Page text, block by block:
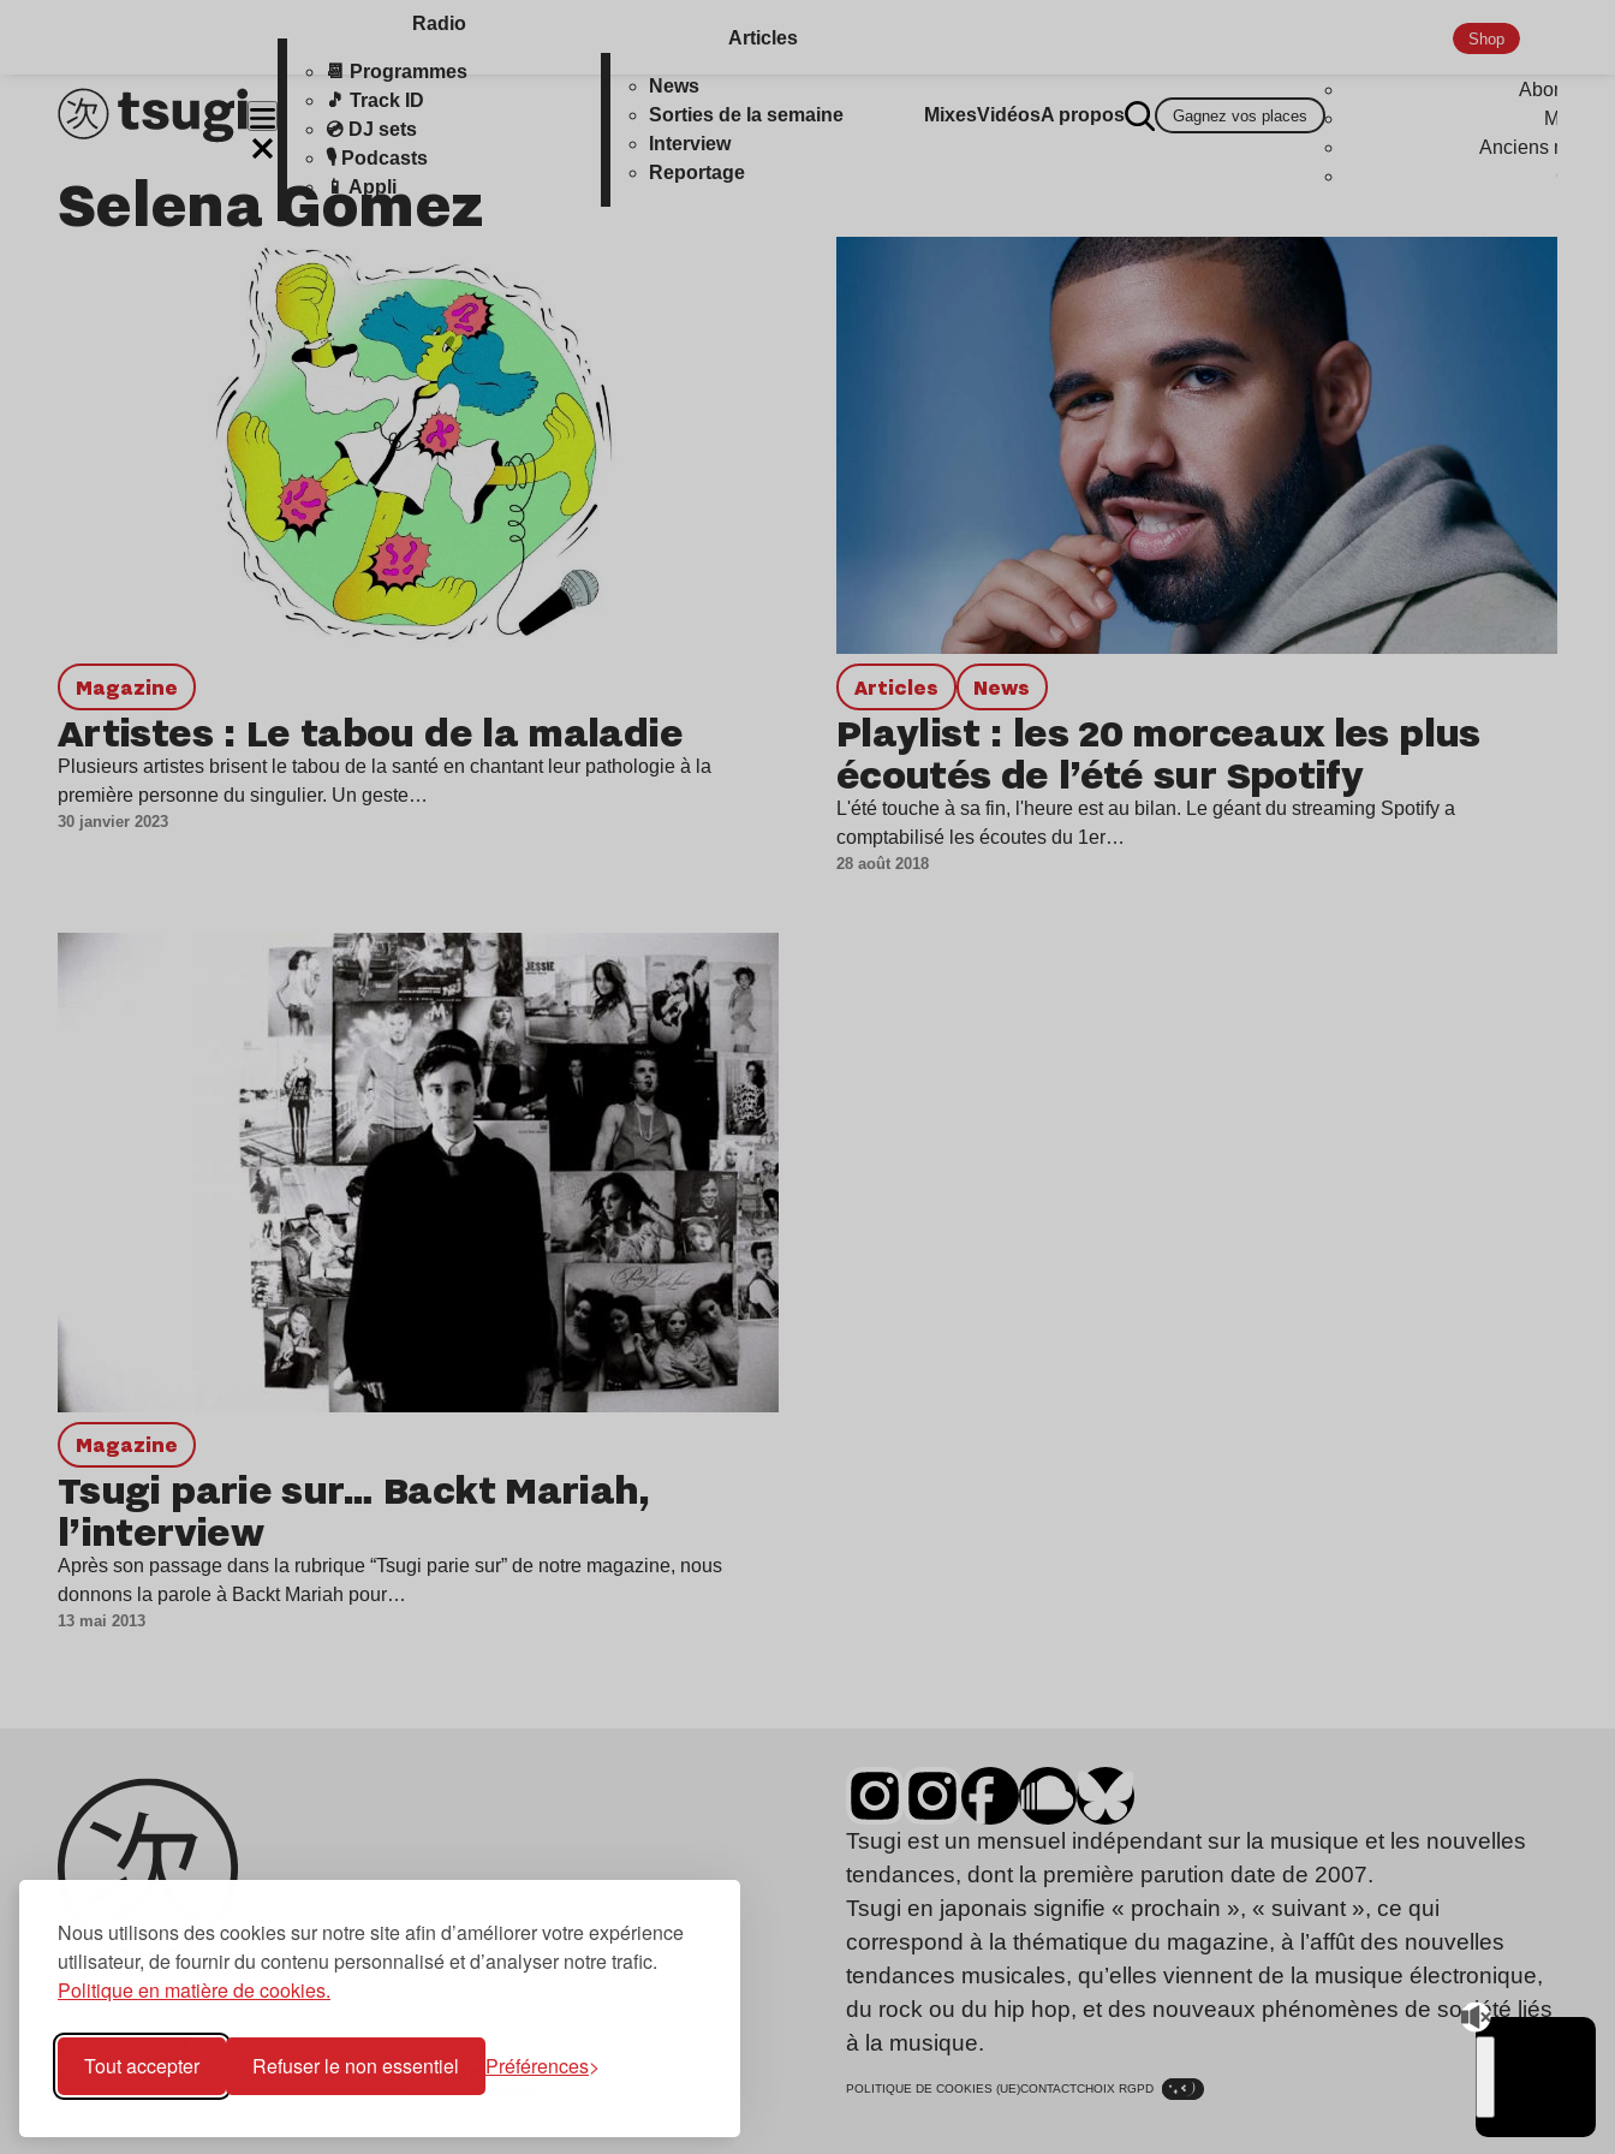
Nous utilisons des cookies sur notre site afin d’améliorer votre expérience
utilisateur, de fournir du contenu personnalisé et d’analyser notre trafic.
Politique en matière de cookies.
Tout accepter Refuser le non essentiel Préférences
Radio
📆 Programmes
🎵 Track ID
💿 DJ sets
🎙️ Podcasts
📱 Appli
Articles
News
Sorties de la semaine
Interview
Reportage
MixesVidéosA propos Gagnez vos places
Shop
Anciens
Selena Gomez
magazine
Artistes : Le tabou de la maladie
Plusieurs artistes brisent le tabou de la santé en chantant leur pathologie à la
première personne du singulier. Un geste…
30 janvier 2023
Articles news
Playlist : les 20 morceaux les plus
écoutés de l’été sur Spotify
L'été touche à sa fin, l'heure est au bilan. Le géant du streaming Spotify a
comptabilisé les écoutes du 1er…
28 août 2018
magazine
Tsugi parie sur… Backt Mariah,
l’interview
Après son passage dans la rubrique “Tsugi parie sur” de notre magazine, nous
donnons la parole à Backt Mariah pour…
13 mai 2013
Newsletter
S'abonner
Tsugi est un mensuel indépendant sur la musique et les nouvelles
tendances, dont la première parution date de 2007.
Tsugi en japonais signifie « prochain », « suivant », ce qui
correspond à la thématique du magazine, à l’affût des nouvelles
tendances musicales, qu’elles viennent de la musique électronique,
du rock ou du hip hop, et des nouveaux phénomènes de société liés
à la musique.
POLITIQUE DE COOKIES (UE)CONTACTCHOIX RGPD